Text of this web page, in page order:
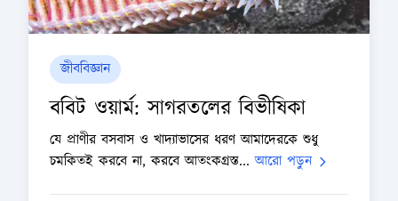
জীববিজ্ঞান
ববিট ওয়ার্ম: সাগরতলের বিভীষিকা
যে প্রাণীর বসবাস ও খাদ্যাভাসের ধরণ আমাদেরকে শুধু
চমকিতই করবে না, করবে আতংকগ্রস্ত...আরো পড়ুন